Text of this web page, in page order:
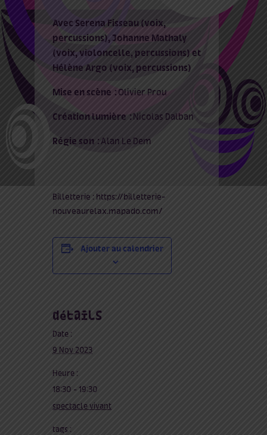
Avec Serena Fisseau (voix,
percussions), Johanne Mathaly
(voix, violoncelle, percussions) et
Hélène Argo (voix, percussions)
Mise en scène : Olivier Prou
Création lumière :Nicolas Dalban
Régie son :Alan Le Dem
Billetterie : https://billetterie-
nouveaurelax.mapado.com/
Ajouter au calendrier
détails
Date :
9 Nov 2023
Heure :
18:30 - 19:30
spectacle vivant
tags :